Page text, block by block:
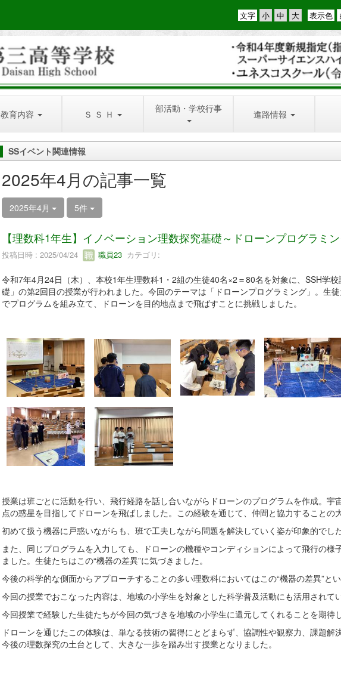
表示色
文字
教育内容 Ｓ Ｓ Ｈ 部活動・学校行事 進路情報
SSイベント関連情報
2025年4月の記事一覧
2025年4月 5件
【理数科1年生】イノベーション理数探究基礎～ドローンプログラミ
投稿日時 : 2025/04/24 職員23カテゴリ:
令和7年4月24日（木）、本校1年生理数科1・2組の生徒40名×2＝80名を対象に、SSH学
礎」の第2回目の授業が行われました。今回のテーマは「ドローンプログラミング」。生
でプログラムを組み立て、ドローンを目的地点まで飛ばすことに挑戦しました。
授業は班ごとに活動を行い、飛行経路を話し合いながらドローンのプログラムを作成。宇
点の惑星を目指してドローンを飛ばしました。この経験を通じて、仲間と協力することの
初めて扱う機器に戸惑いながらも、班で工夫しながら問題を解決していく姿が印象的でした
また、同じプログラムを入力しても、ドローンの機種やコンディションによって飛行の様
ました。生徒たちはこの“機器の差異”に気づきました。
今後の科学的な側面からアプローチすることの多い理数科においてはこの“機器の差異”と
今回の授業でおこなった内容は、地域の小学生を対象とした科学普及活動にも活用されてい
今回授業で経験した生徒たちが今回の気づきを地域の小学生に還元してくれることを期待
ドローンを通じたこの体験は、単なる技術の習得にとどまらず、協調性や観察力、課題解
今後の理数探究の土台として、大きな一歩を踏み出す授業となりました。